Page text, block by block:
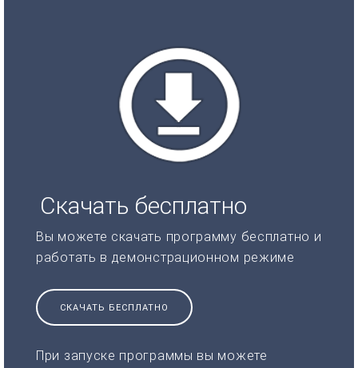
Скачать бесплатно
Вы можете скачать программу бесплатно и
работать в демонстрационном режиме
СКАЧАТЬ БЕСПЛАТНО
При запуске программы вы можете